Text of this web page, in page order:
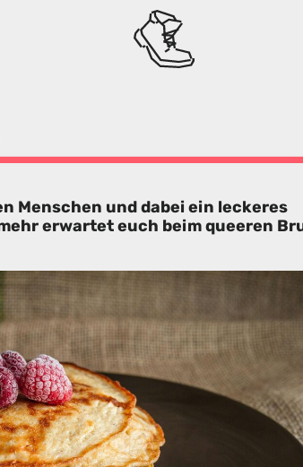
Menschen und dabei ein leckeres
erwartet euch beim queeren